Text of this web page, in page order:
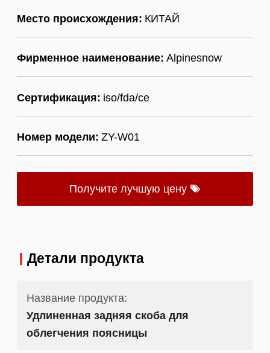
Место происхождения: КИТАЙ
Фирменное наименование: Alpinesnow
Сертификация: iso/fda/ce
Номер модели: ZY-W01
Получите лучшую цену
Детали продукта
Название продукта:
Удлиненная задняя скоба для
облегчения поясницы